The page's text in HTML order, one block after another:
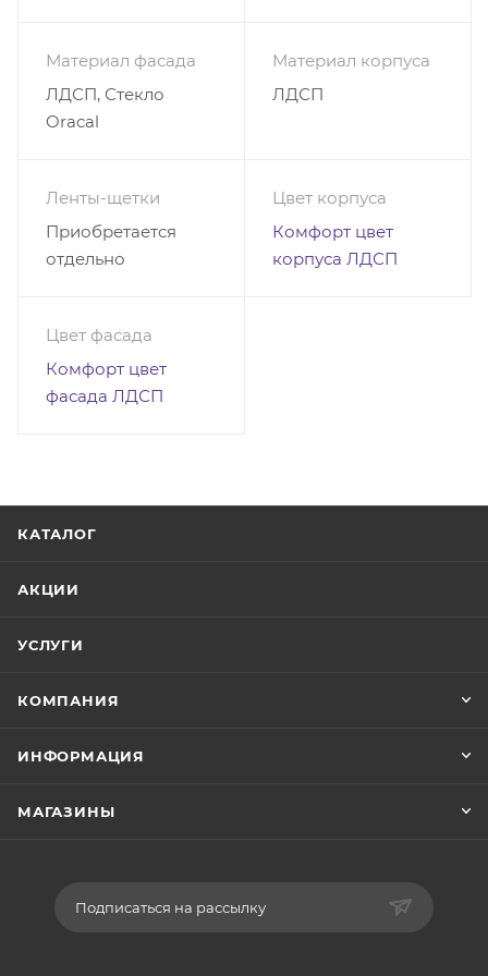
Материал фасада
ЛДСП, Стекло
Oracal
Материал корпуса
ЛДСП
Ленты-щетки
Приобретается
отдельно
Цвет корпуса
Комфорт цвет
корпуса ЛДСП
Цвет фасада
Комфорт цвет
фасада ЛДСП
КАТАЛОГ
АКЦИИ
УСЛУГИ
КОМПАНИЯ
ИНФОРМАЦИЯ
МАГАЗИНЫ
Подписаться на рассылку